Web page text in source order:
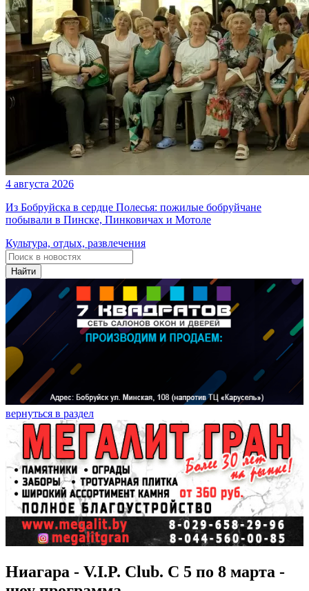
4 августа 2026
Из Бобруйска в сердце Полесья: пожилые бобруйчане
побывали в Пинске, Пинковичах и Мотоле
Культура, отдых, развлечения
Найти
вернуться в раздел
Ниагара - V.I.P. Club. С 5 по 8 марта -